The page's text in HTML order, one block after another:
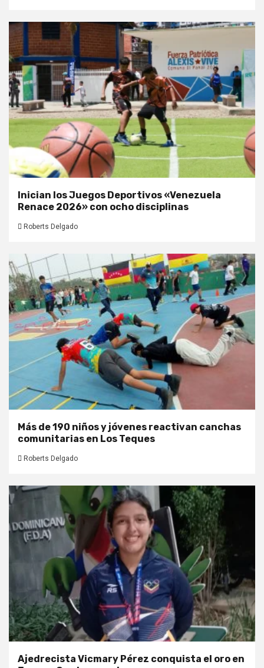
Inician los Juegos Deportivos «Venezuela
Renace 2026» con ocho disciplinas
Roberts Delgado
Más de 190 niños y jóvenes reactivan canchas
comunitarias en Los Teques
Roberts Delgado
Ajedrecista Vicmary Pérez conquista el oro en